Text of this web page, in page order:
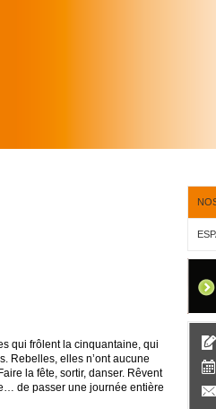
qui frôlent la cinquantaine, qui
Rebelles, elles n’ont aucune
la fête, sortir, danser. Rêvent
de passer une journée entière